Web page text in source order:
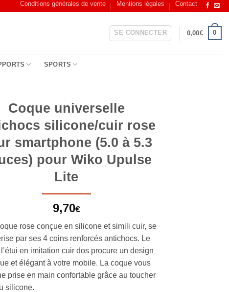
Conditions générales de vente Mentions légales Contact
SE CONNECTER 0,00€ 0
SPORTS
Coque universelle
silicone/cuir rose
smartphone (5.0 à 5.3
pour Wiko Upulse
Lite
9,70€
rose conçue en silicone et simili cuir, se
par ses 4 coins renforcés antichocs. Le
en imitation cuir dos procure un design
et élégant à votre mobile. La coque vous
prise en main confortable grâce au toucher
silicone.